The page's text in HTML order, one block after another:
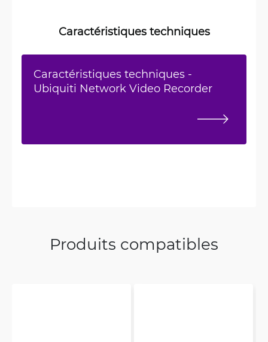
Caractéristiques techniques
Caractéristiques techniques -
Ubiquiti Network Video Recorder
Produits compatibles